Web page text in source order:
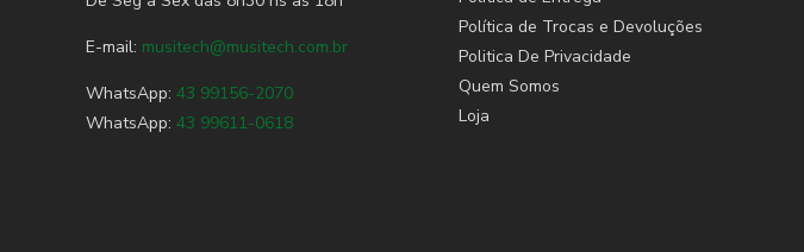
E-mail: musitech@musitech.com.br
WhatsApp: 43 99156-2070
WhatsApp: 43 99611-0618
Política de Trocas e Devoluções
Politica De Privacidade
Quem Somos
Loja